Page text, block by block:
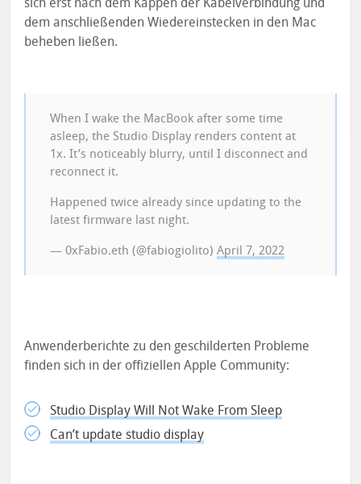
dem anschließenden Wiedereinstecken in den Mac
beheben ließen.
When I wake the MacBook after some time
asleep, the Studio Display renders content at
1x. It’s noticeably blurry, until I disconnect and
reconnect it.
Happened twice already since updating to the
latest firmware last night.
— 0xFabio.eth (@fabiogiolito)April 7, 2022
Anwenderberichte zu den geschilderten Probleme
finden sich in der offiziellen Apple Community:
Studio Display Will Not Wake From Sleep
Can’t update studio display